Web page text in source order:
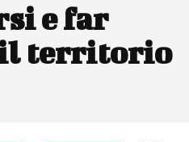
e far
il territorio